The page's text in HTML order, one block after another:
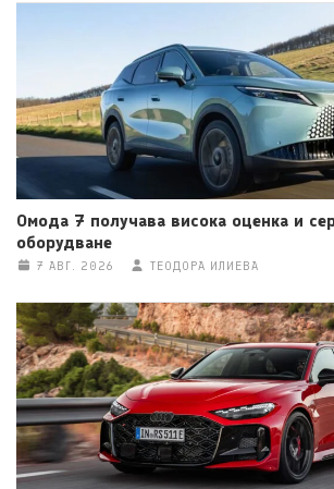
Омода 7 получава висока оценка и
оборудване
7 АВГ. 2026 ТЕОДОРА ИЛИЕВА